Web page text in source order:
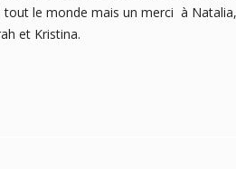
le monde mais un merci à
et Kristina.